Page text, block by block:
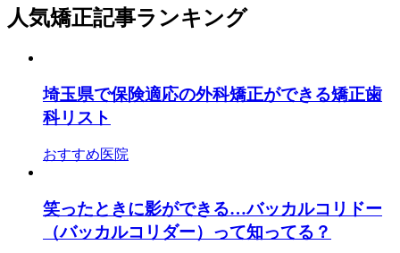
人気矯正記事ランキング
埼玉県で保険適応の外科矯正ができる矯正歯
科リスト
おすすめ医院
笑ったときに影ができる…バッカルコリドー
（バッカルコリダー）って知ってる？